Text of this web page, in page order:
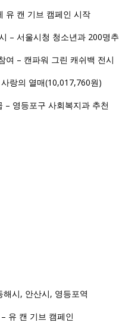
유 캔 기브 캠페인 시작
– 서울시청 청소년과 200명
여 – 캔파워 그린 캐쉬백 전시
랑의 열매(10,017,760원)
– 영등포구 사회복지과 추천
시, 안산시, 영등포역
유 캔 기브 캠페인